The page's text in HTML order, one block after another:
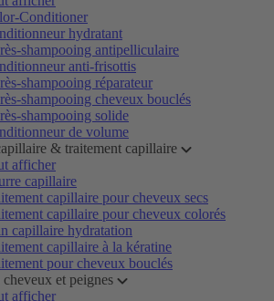
Conditioner
hydratant
shampooing antipelliculaire
anti-frisottis
shampooing réparateur
shampooing cheveux bouclés
shampooing solide
de volume
& traitement capillaire
afficher
capillaire
capillaire pour cheveux secs
capillaire pour cheveux colorés
capillaire hydratation
capillaire à la kératine
pour cheveux bouclés
cheveux et peignes
afficher